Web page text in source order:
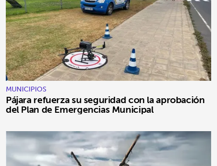
MUNICIPIOS
Pájara refuerza su seguridad con la aprobación
del Plan de Emergencias Municipal